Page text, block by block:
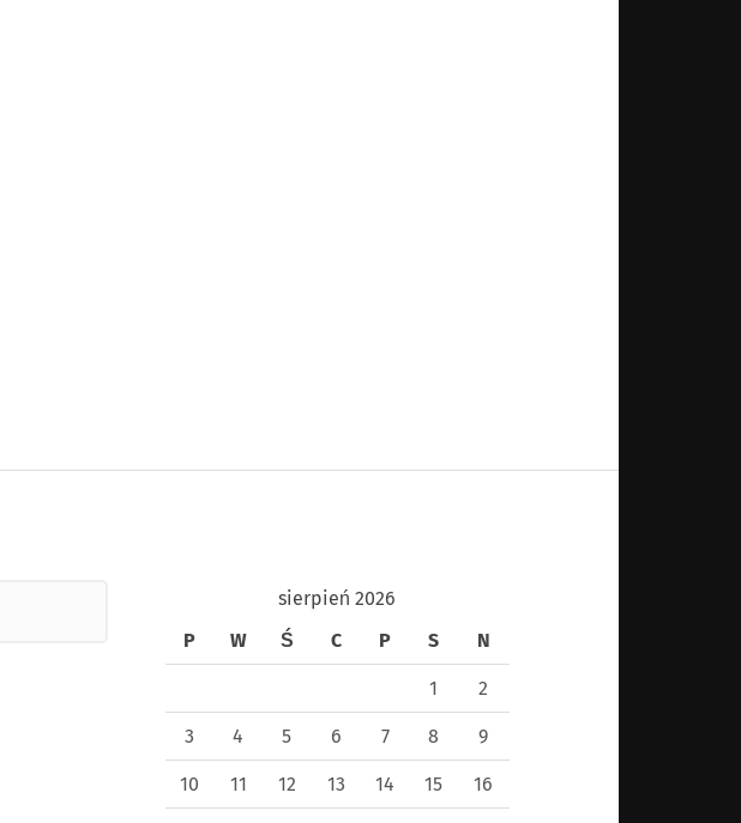
sierpień 2026
P
W Ś C P S N
1 2
3 4 5 6 7 8 9
10 11 12 13 14 15 16